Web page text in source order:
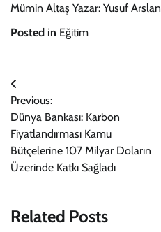
Mümin Altaş Yazar: Yusuf Arslan
Posted in Eğitim
Yazı
gezinmesi
Previous:
Dünya Bankası: Karbon
Fiyatlandırması Kamu
Bütçelerine 107 Milyar Doların
Üzerinde Katkı Sağladı
Related Posts